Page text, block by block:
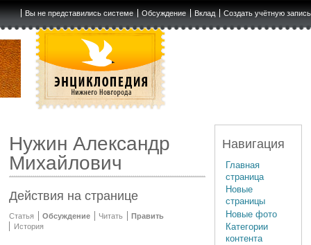
Вы не представились системе Обсуждение Вклад Создать учётную запись
Нужин Александр
Михайлович
Действия на странице
Статья Обсуждение Читать
Править
История
Навигация
Главная
страница
Новые
страницы
Новые фото
Категории
контента